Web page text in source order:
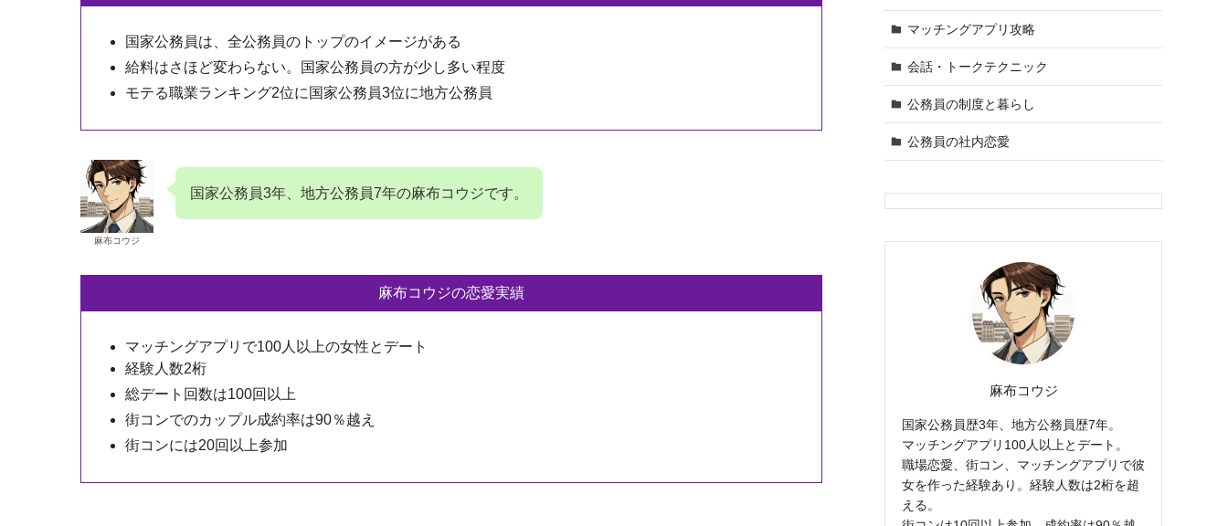
国家公務員は、全公務員のトップのイメージがある
給料はさほど変わらない。国家公務員の方が少し多い程度
モテる職業ランキング2位に国家公務員3位に地方公務員
麻布コウジ
国家公務員3年、地方公務員7年の麻布コウジです。
麻布コウジの恋愛実績
マッチングアプリで100人以上の女性とデート
経験人数2桁
総デート回数は100回以上
街コンでのカップル成約率は90％越え
街コンには20回以上参加
マッチングアプリ攻略
会話・トークテクニック
公務員の制度と暮らし
公務員の社内恋愛
麻布コウジ
国家公務員歴3年、地方公務員歴7年。
マッチングアプリ100人以上とデート。
職場恋愛、街コン、マッチングアプリで彼
女を作った経験あり。経験人数は2桁を超
える。